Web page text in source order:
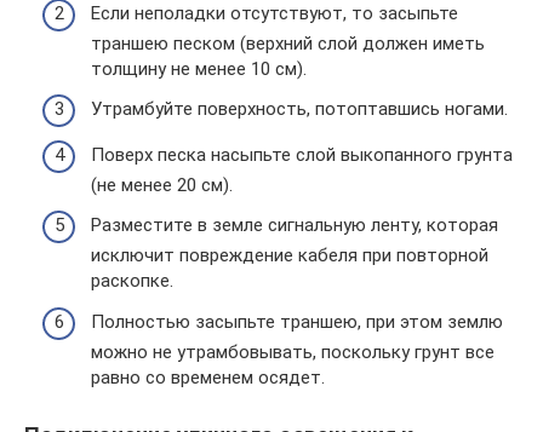
Если неполадки отсутствуют, то засыпьте
траншею песком (верхний слой должен иметь
толщину не менее 10 см).
Утрамбуйте поверхность, потоптавшись ногами.
Поверх песка насыпьте слой выкопанного грунта
(не менее 20 см).
Разместите в земле сигнальную ленту, которая
исключит повреждение кабеля при повторной
раскопке.
Полностью засыпьте траншею, при этом землю
можно не утрамбовывать, поскольку грунт все
равно со временем осядет.